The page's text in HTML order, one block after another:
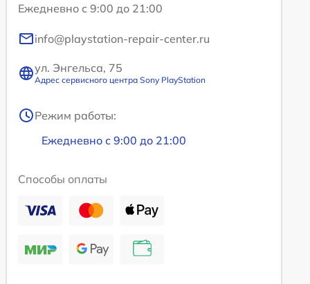
Ежедневно с 9:00 до 21:00
info@playstation-repair-center.ru
ул. Энгельса, 75
Адрес сервисного центра Sony PlayStation
Режим работы:
Ежедневно с 9:00 до 21:00
Способы оплаты